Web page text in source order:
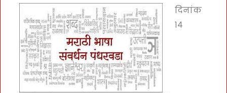
दिनांक
१४